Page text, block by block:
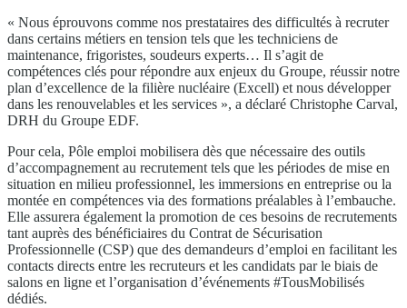
« Nous éprouvons comme nos prestataires des difficultés à recruter
dans certains métiers en tension tels que les techniciens de
maintenance, frigoristes, soudeurs experts… Il s’agit de
compétences clés pour répondre aux enjeux du Groupe, réussir notre
plan d’excellence de la filière nucléaire (Excell) et nous développer
dans les renouvelables et les services », a déclaré Christophe Carval,
DRH du Groupe EDF.
Pour cela, Pôle emploi mobilisera dès que nécessaire des outils
d’accompagnement au recrutement tels que les périodes de mise en
situation en milieu professionnel, les immersions en entreprise ou la
montée en compétences via des formations préalables à l’embauche.
Elle assurera également la promotion de ces besoins de recrutements
tant auprès des bénéficiaires du Contrat de Sécurisation
Professionnelle (CSP) que des demandeurs d’emploi en facilitant les
contacts directs entre les recruteurs et les candidats par le biais de
salons en ligne et l’organisation d’événements #TousMobilisés
dédiés.